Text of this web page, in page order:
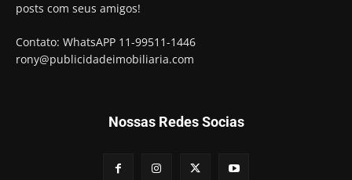
posts com seus amigos!
Contato: WhatsAPP 11-99511-1446
rony@publicidadeimobiliaria.com
Nossas Redes Socias